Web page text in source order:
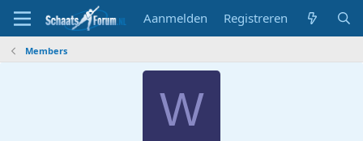
Aanmelden Registreren
Members
W